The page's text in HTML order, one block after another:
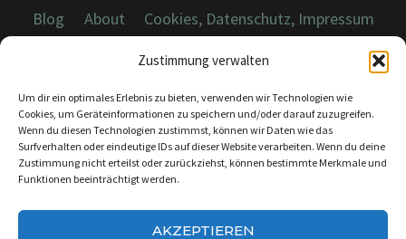
Zustimmung verwalten
Um dir ein optimales Erlebnis zu bieten, verwenden wir Technologien wie
Cookies, um Geräteinformationen zu speichern und/oder darauf zuzugreifen.
Wenn du diesen Technologien zustimmst, können wir Daten wie das
Surfverhalten oder eindeutige IDs auf dieser Website verarbeiten. Wenn du deine
Zustimmung nicht erteilst oder zurückziehst, können bestimmte Merkmale und
Funktionen beeinträchtigt werden.
AKZEPTIEREN
Blog
About Cookies, Datenschutz, Impressum
© 2026 Dicebreaker.de - Alle Rechte vorbehalten